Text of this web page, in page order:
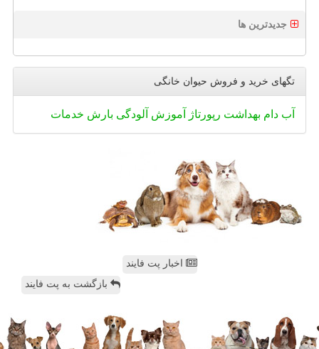
جدیدترین ها
تگهای خرید و فروش حیوان خانگی
آب دام بهداشت رپورتاژ آموزش آلودگی بارش خدمات
اخبار پت فایند
بازگشت به پت فایند